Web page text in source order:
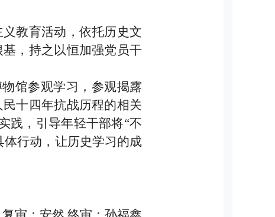
教育活动，依托历史文
，持之以恒加强党员干
馆参观学习，参观揭露
十四年抗战历程的相关
践，引导年轻干部将“不
行动，让历史学习的成